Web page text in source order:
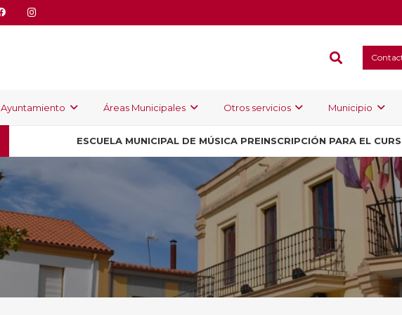
Ayuntamiento Áreas Municipales Otros servicios Municipio
ESCUELA MUNICIPAL DE MÚSICA PREINSCRIPCIÓN PARA EL